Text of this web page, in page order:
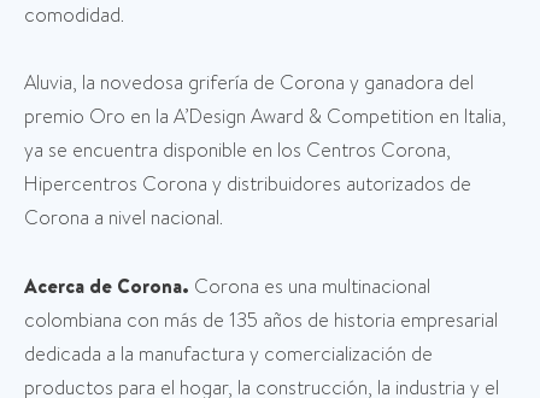
comodidad.
Aluvia, la novedosa grifería de Corona y ganadora del
premio Oro en la A’Design Award & Competition en Italia,
ya se encuentra disponible en los Centros Corona,
Hipercentros Corona y distribuidores autorizados de
Corona a nivel nacional.
Acerca de Corona. Corona es una multinacional
colombiana con más de 135 años de historia empresarial
dedicada a la manufactura y comercialización de
productos para el hogar, la construcción, la industria y el